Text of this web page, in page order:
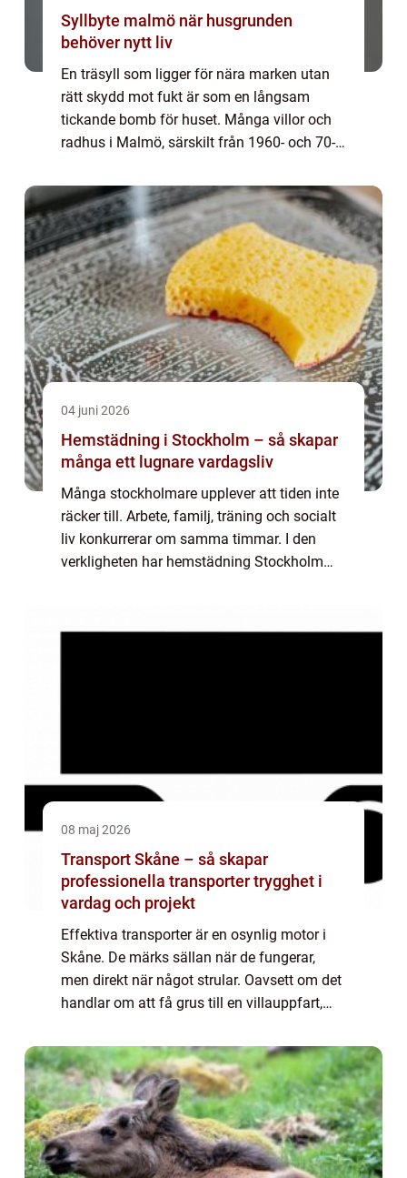
Syllbyte malmö när husgrunden
behöver nytt liv
En träsyll som ligger för nära marken utan
rätt skydd mot fukt är som en långsam
tickande bomb för huset. Många villor och
radhus i Malmö, särskilt från 1960- och 70-
uttjänta. Ett Syllbyte Malmö handlar d...
04 juni 2026
Hemstädning i Stockholm – så skapar
många ett lugnare vardagsliv
Många stockholmare upplever att tiden inte
räcker till. Arbete, familj, träning och socialt
liv konkurrerar om samma timmar. I den
verkligheten har hemstädning Stockholm
08 maj 2026
Transport Skåne – så skapar
professionella transporter trygghet i
vardag och projekt
Effektiva transporter är en osynlig motor i
Skåne. De märks sällan när de fungerar,
men direkt när något strular. Oavsett om det
handlar om att få grus till en villauppfart,